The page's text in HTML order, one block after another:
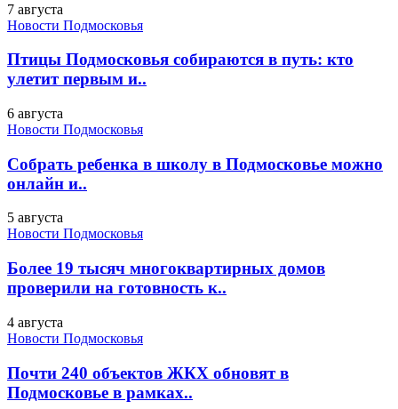
7 августа
Новости Подмосковья
Птицы Подмосковья собираются в путь: кто
улетит первым и..
6 августа
Новости Подмосковья
Собрать ребенка в школу в Подмосковье можно
онлайн и..
5 августа
Новости Подмосковья
Более 19 тысяч многоквартирных домов
проверили на готовность к..
4 августа
Новости Подмосковья
Почти 240 объектов ЖКХ обновят в
Подмосковье в рамках..